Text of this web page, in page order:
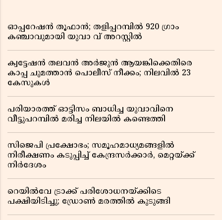
ഓപ്പറേഷൻ തൂഫാൻ; തളിപ്പറമ്പിൽ 920 ഗ്രാം
കഞ്ചാവുമായി യുവാ വ് അറസ്റ്റിൽ
ക്വട്ടേഷൻ തലവൻ അർജുൻ ആയങ്കിക്കെതിരെ
കാപ്പ ചുമത്താൻ പൊലീസ് നീക്കം; നിലവിൽ 23
കേസുകൾ
പരിയാരത്ത് ഓട്ടിസം ബാധിച്ച യുവാവിനെ
വീട്ടുപറമ്പിൽ മരിച്ച നിലയിൽ കണ്ടെത്തി
സിജെപി പ്രക്ഷോഭം; സമൂഹമാധ്യമങ്ങളിൽ
നിരീക്ഷണം കടുപ്പിച്ച് കേന്ദ്രസർക്കാർ, മെറ്റയ്ക്ക്
നിർദേശം
റെയിൽവേ ട്രാക്ക് പരിശോധനയ്ക്കിടെ
പക്ഷിയിടിച്ചു; ഡ്രോൺ മരത്തിൽ കുടുങ്ങി